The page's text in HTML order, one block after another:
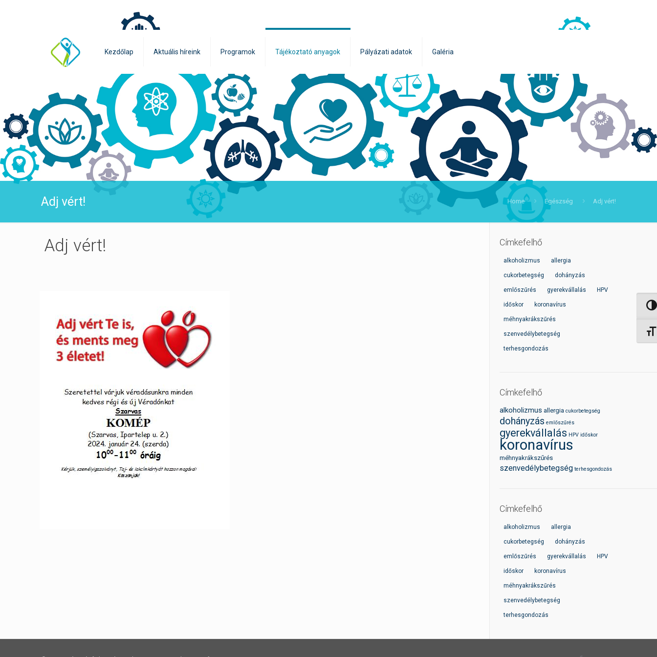
Kezdőlap Aktuális híreink Programok Tájékoztató anyagok Pályázati adatok Galéria
Adj vért! Home Egészség Adj vért!
Adj vért! Címkefelhő
alkoholizmus allergia
cukorbetegség dohányzás
emlőszűrés gyerekvállalás HPV
időskor koronavírus
méhnyakrákszűrés
szenvedélybetegség
terhesgondozás
Címkefelhő
alkoholizmus allergia cukorbetegség
dohányzás emlőszűrés
gyerekvállalás HPV időskor
koronavírus
méhnyakrákszűrés
szenvedélybetegség terhesgondozás
Címkefelhő
alkoholizmus allergia
cukorbetegség dohányzás
emlőszűrés gyerekvállalás HPV
időskor koronavírus
méhnyakrákszűrés
szenvedélybetegség
terhesgondozás